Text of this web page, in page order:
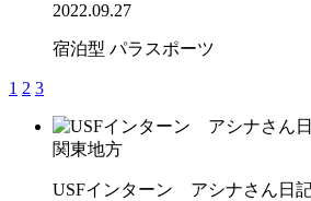
2022.09.27
宿泊型 パラスポーツ
1 2 3
関東地方
USFインターン アシナさん日